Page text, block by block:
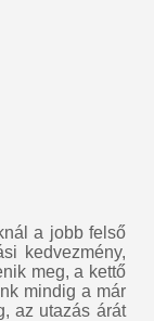
a jobb felső
kedvezmény,
meg, a kettő
mindig a már
az utazás árát